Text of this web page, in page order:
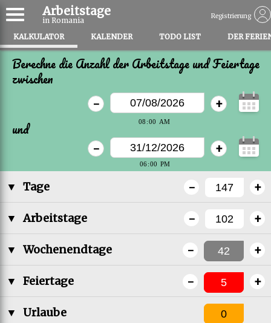
Arbeitstage
in Romania Registrierung
KALKULATOR KALENDER TODO LIST DER
Berechne die Anzahl der Arbeitstage und Feiertage
zwischen
+
-
und
+
-
▼ Tage +
-
▼ Arbeitstage +
-
▼ Wochenendtage +
-
▼ Feiertage +
-
▼ Urlaube